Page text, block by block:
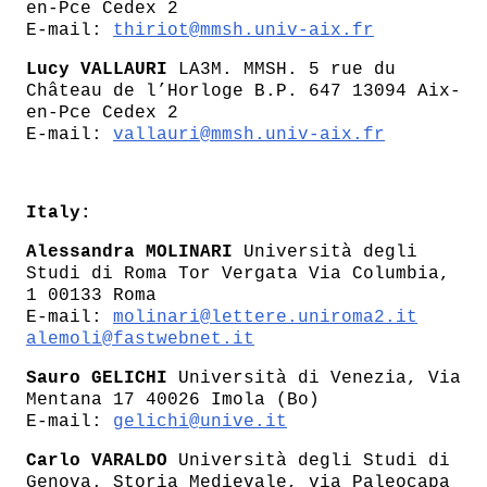
en-Pce Cedex 2
E-mail: thiriot@mmsh.univ-aix.fr
Lucy VALLAURI LA3M. MMSH. 5 rue du
Château de l’Horloge B.P. 647 13094 Aix-
en-Pce Cedex 2
E-mail: vallauri@mmsh.univ-aix.fr
Italy:
Alessandra MOLINARI Università degli
Studi di Roma Tor Vergata Via Columbia,
1 00133 Roma
E-mail: molinari@lettere.uniroma2.it
alemoli@fastwebnet.it
Sauro GELICHI Università di Venezia, Via
Mentana 17 40026 Imola (Bo)
E-mail: gelichi@unive.it
Carlo VARALDO Università degli Studi di
Genova. Storia Medievale, via Paleocapa